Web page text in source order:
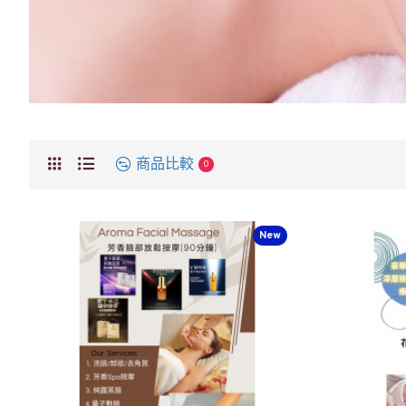
商品比較 0
New